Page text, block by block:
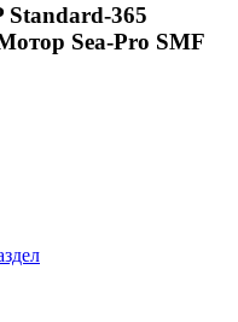
Standard-365
Sea-Pro SMF